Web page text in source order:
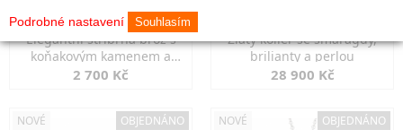
Elegantní stříbrná brož s
koňakovým kamenem a
markazity
2 700 Kč
Zlatý kolier se smaragdy,
brilianty a perlou
28 900 Kč
NOVÉ OBJEDNÁNO NOVÉ OBJEDNÁNO
Podrobné nastavení Souhlasím